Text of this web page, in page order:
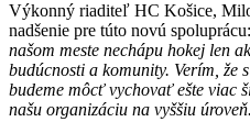
Výkonný riaditeľ HC Košice,
nadšenie pre túto novú spoluprácu:
našom meste nechápu hokej len
budúcnosti a komunity. Verím, že
budeme môcť vychovať ešte viac
našu organizáciu na vyššiu